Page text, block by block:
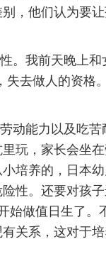
，他们认为要
我前天晚上和
去做人的资格
能力以及吃苦
玩，家长会坐
培养的，日本
性。还要对孩
始做值日生了。
关系，这对于